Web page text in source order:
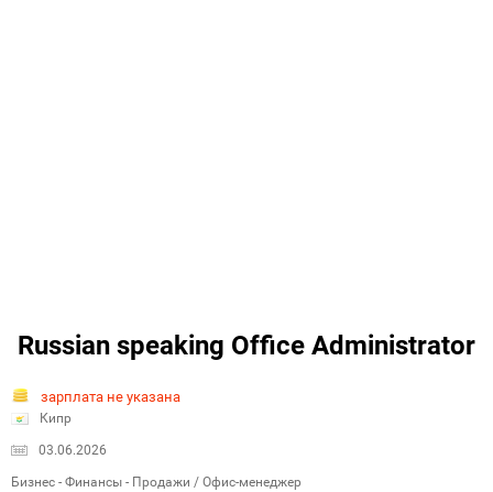
Russian speaking Office Administrator
зарплата не указана
Кипр
03.06.2026
Бизнес - Финансы - Продажи / Офис-менеджер